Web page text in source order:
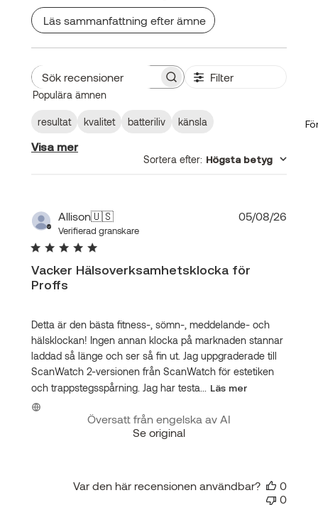
Läs sammanfattning efter ämne
Sök
Filter
Populära ämnen
resultat kvalitet batteriliv känsla
Visa mer
Sortera efter: Högsta betyg
Allison🇺🇸
Verifierad granskare
Vacker Hälsoverksamhetsklocka för
Proffs
Detta är den bästa fitness-, sömn-, meddelande- och
hälsklockan! Ingen annan klocka på marknaden stannar
laddad så länge och ser så fin ut. Jag uppgraderade till
ScanWatch 2-versionen från ScanWatch för estetiken
och trappstegsspårning. Jag har testa...
Läs mer
Översatt från engelska av AI
Se original
05/08/26
Var den här recensionen användbar?
0
0